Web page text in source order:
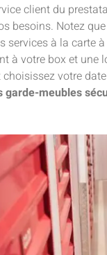
client du
besoins. Notez
services à la carte
à votre box et
votre
garde-meubles